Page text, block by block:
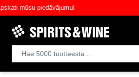
mūsu piedāvājumu!